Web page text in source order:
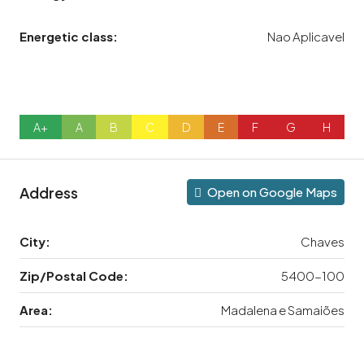
Energetic class: Nao Aplicavel
A+ A B C D E F G H
Address Open on Google Maps
City: Chaves
Zip/Postal Code: 5400-100
Area: Madalena e Samaiões